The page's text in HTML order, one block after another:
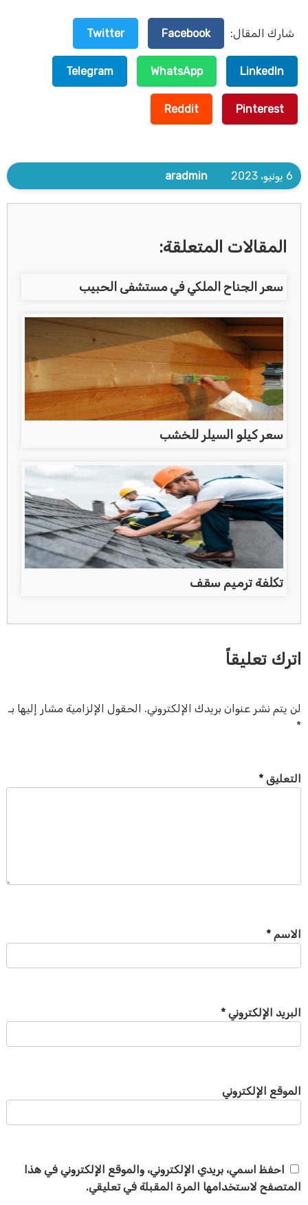
شارك المقال: Facebook
Twitter
LinkedIn
WhatsApp
Telegram
Pinterest
Reddit
6 يونيو، 2023 aradmin
المقالات المتعلقة:
سعر الجناح الملكي في مستشفى الحبيب
سعر كيلو السيلر للخشب
تكلفة ترميم سقف
اترك تعليقاً
لن يتم نشر عنوان بريدك الإلكتروني. الحقول الإلزامية مشار إليها بـ
*
التعليق *
الاسم *
البريد الإلكتروني *
الموقع الإلكتروني
احفظ اسمي، بريدي الإلكتروني، والموقع الإلكتروني في هذا
المتصفح لاستخدامها المرة المقبلة في تعليقي.